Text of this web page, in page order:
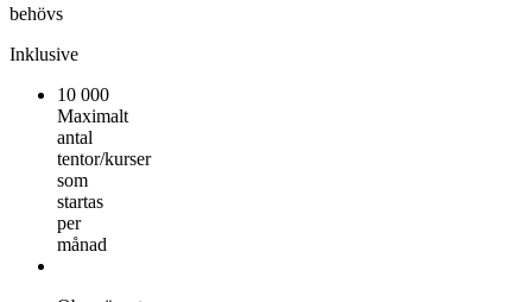
behövs
Inklusive
10 000
Maximalt
antal
tentor/kurser
som
startas
per
månad